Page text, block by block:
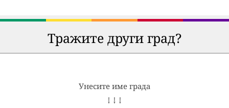
Тражите други град?
Унесите име града
↓ ↓ ↓